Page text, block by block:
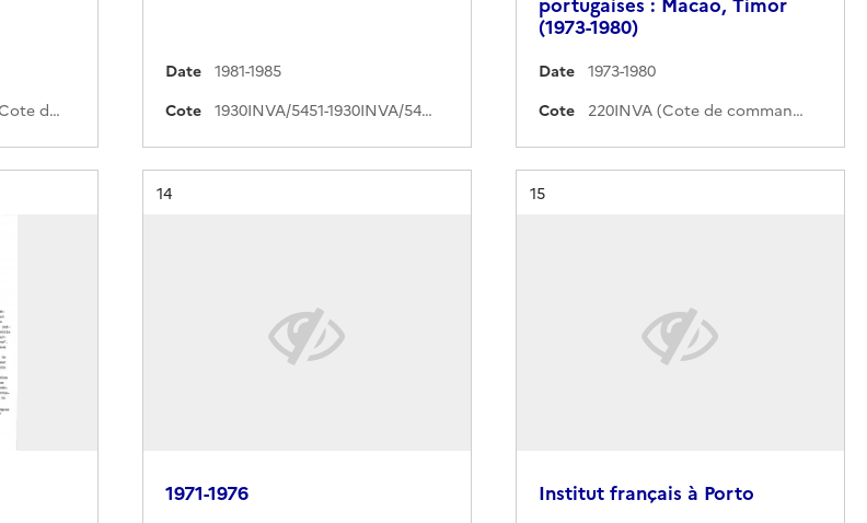
536PO/2002046/1-51 (Cote de commande)
Date
1981-1985
Cote
1930INVA/5451-1930INVA/5469 (Cote de commande)
(1973-1980)
Date
1973-1980
Cote
220INVA (Cote de commande)
Résultat n°
14
1971-1976
Résultat n°
15
Institut français à Porto